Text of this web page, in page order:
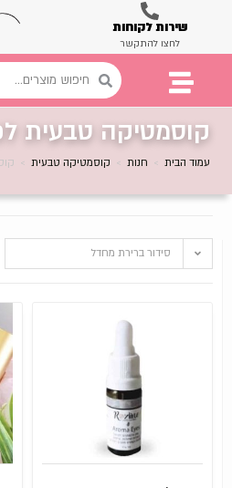
שירות לקוחות
לחצו להתקשר
קוסמטיקה טבעית
עמוד הבית > חנות > קוסמטיקה טבעית >
סידור ברירת מחדל